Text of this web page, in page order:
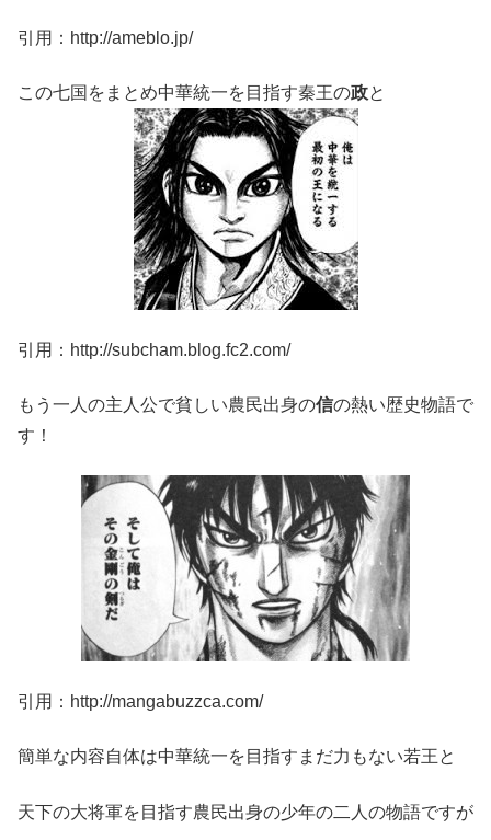
引用：http://ameblo.jp/
この七国をまとめ中華統一を目指す秦王の政と
引用：http://subcham.blog.fc2.com/
もう一人の主人公で貧しい農民出身の信の熱い歴史物語で
す！
引用：http://mangabuzzca.com/
簡単な内容自体は中華統一を目指すまだ力もない若王と
天下の大将軍を目指す農民出身の少年の二人の物語ですが